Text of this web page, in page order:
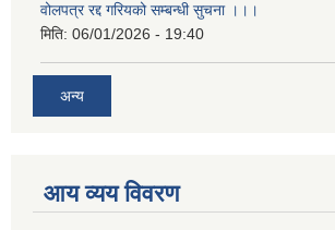
वोलपत्र रद्द गरियको सम्बन्धी सुचना ।।।
मिति: 06/01/2026 - 19:40
अन्य
आय व्यय विवरण